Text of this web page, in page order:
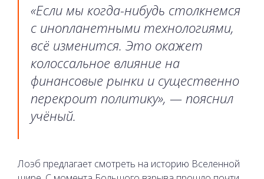
«Если мы когда-нибудь столкнемся
с инопланетными технологиями,
всё изменится. Это окажет
колоссальное влияние на
финансовые рынки и существенно
перекроит политику», — пояснил
учёный.
Лоэб предлагает смотреть на историю Вселенной